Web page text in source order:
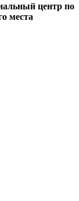
центр по
места